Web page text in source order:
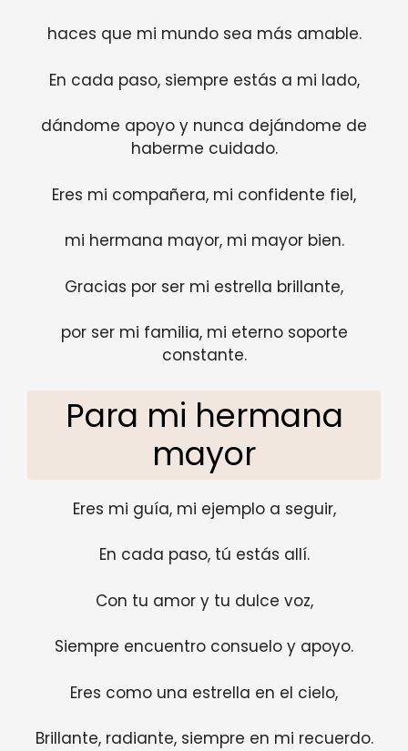
haces que mi mundo sea más amable.
En cada paso, siempre estás a mi lado,
dándome apoyo y nunca dejándome de
haberme cuidado.
Eres mi compañera, mi confidente fiel,
mi hermana mayor, mi mayor bien.
Gracias por ser mi estrella brillante,
por ser mi familia, mi eterno soporte
constante.
Para mi hermana
mayor
Eres mi guía, mi ejemplo a seguir,
En cada paso, tú estás allí.
Con tu amor y tu dulce voz,
Siempre encuentro consuelo y apoyo.
Eres como una estrella en el cielo,
Brillante, radiante, siempre en mi recuerdo.